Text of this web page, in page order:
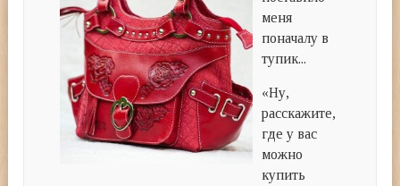
меня
поначалу в
тупик...
«Ну,
расскажите,
где у вас
можно
купить